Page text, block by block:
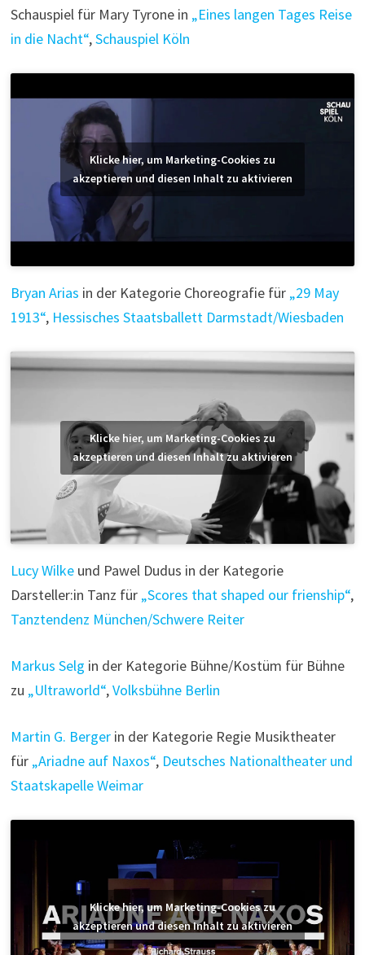
Schauspiel für Mary Tyrone in „Eines langen Tages Reise
in die Nacht“,Schauspiel Köln
Klicke hier, um Marketing-Cookies zu
akzeptieren und diesen Inhalt zu aktivieren
Bryan Arias in der Kategorie Choreografie für „29 May
1913“, Hessisches Staatsballett Darmstadt/Wiesbaden
Klicke hier, um Marketing-Cookies zu
akzeptieren und diesen Inhalt zu aktivieren
Lucy Wilke und Pawel Dudus in der Kategorie
Darsteller:in Tanz für „Scores that shaped our frienship“,
Tanztendenz München/Schwere Reiter
Markus Selg in der Kategorie Bühne/Kostüm für Bühne
zu „Ultraworld“,Volksbühne Berlin
Martin G. Berger in der Kategorie Regie Musiktheater
für „Ariadne auf Naxos“, Deutsches Nationaltheater und
Staatskapelle Weimar
Klicke hier, um Marketing-Cookies zu
akzeptieren und diesen Inhalt zu aktivieren